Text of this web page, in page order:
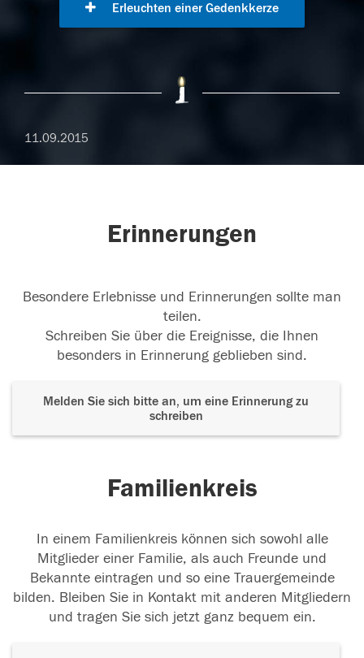
Erleuchten einer Gedenkkerze
11.09.2015
Erinnerungen
Besondere Erlebnisse und Erinnerungen sollte man
teilen.
Schreiben Sie über die Ereignisse, die Ihnen
besonders in Erinnerung geblieben sind.
Melden Sie sich bitte an, um eine Erinnerung zu
schreiben
Familienkreis
In einem Familienkreis können sich sowohl alle
Mitglieder einer Familie, als auch Freunde und
Bekannte eintragen und so eine Trauergemeinde
bilden. Bleiben Sie in Kontakt mit anderen Mitgliedern
und tragen Sie sich jetzt ganz bequem ein.